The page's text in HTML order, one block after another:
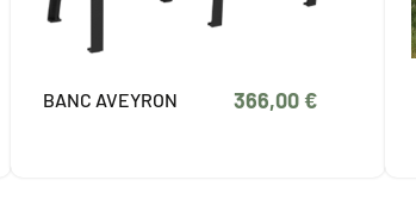
BANC AVEYRON 366,00 €